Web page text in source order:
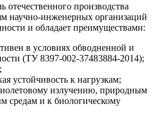
производства
научно-инженерных организаций
и обладает преимуществами:
в условиях обводненной и
(ТУ 8397-002-37483884-2014);
устойчивость к нагрузкам;
излучению, природным
средам и к биологическому